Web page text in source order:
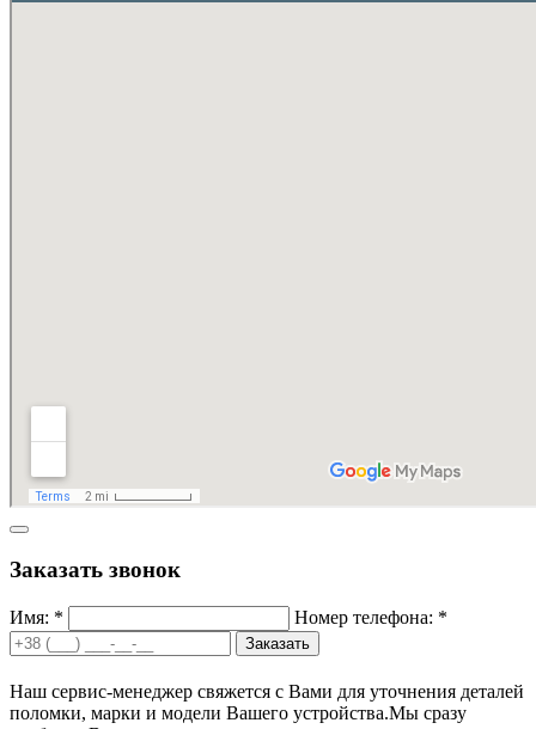
Заказать звонок
Имя: * Номер телефона: *
Заказать
Наш сервис-менеджер свяжется с Вами для уточнения деталей
поломки, марки и модели Вашего устройства.Мы сразу